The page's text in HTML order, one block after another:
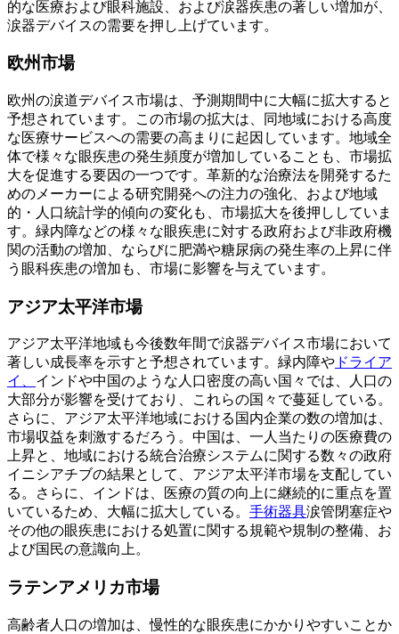
的な医療および眼科施設、および涙器疾患の著しい増加が、
涙器デバイスの需要を押し上げています。
欧州市場
欧州の涙道デバイス市場は、予測期間中に大幅に拡大すると
予想されています。この市場の拡大は、同地域における高度
な医療サービスへの需要の高まりに起因しています。地域全
体で様々な眼疾患の発生頻度が増加していることも、市場拡
大を促進する要因の一つです。革新的な治療法を開発するた
めのメーカーによる研究開発への注力の強化、および地域
的・人口統計学的傾向の変化も、市場拡大を後押ししていま
す。緑内障などの様々な眼疾患に対する政府および非政府機
関の活動の増加、ならびに肥満や糖尿病の発生率の上昇に伴
う眼科疾患の増加も、市場に影響を与えています。
アジア太平洋市場
アジア太平洋地域も今後数年間で涙器デバイス市場において
著しい成長率を示すと予想されています。緑内障や ドライア
イ、 インドや中国のような人口密度の高い国々では、人口の
大部分が影響を受けており、これらの国々で蔓延している。
さらに、アジア太平洋地域における国内企業の数の増加は、
市場収益を刺激するだろう。中国は、一人当たりの医療費の
上昇と、地域における統合治療システムに関する数々の政府
イニシアチブの結果として、アジア太平洋市場を支配してい
る。さらに、インドは、医療の質の向上に継続的に重点を置
いているため、大幅に拡大している。 手術器具涙管閉塞症や
その他の眼疾患における処置に関する規範や規制の整備、お
よび国民の意識向上。
ラテンアメリカ市場
高齢者人口の増加は、慢性的な眼疾患にかかりやすいことか